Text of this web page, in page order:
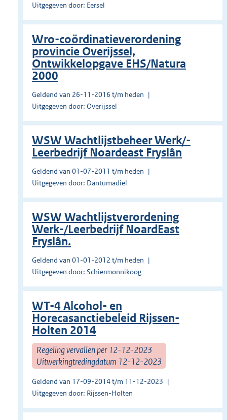
Uitgegeven door: Eersel
Wro-coördinatieverordening
provincie Overijssel,
Ontwikkelopgave EHS/Natura
2000
Geldend van 26-11-2016 t/m heden
Uitgegeven door: Overijssel
WSW Wachtlijstbeheer Werk/-
Leerbedrijf Noardeast Fryslân
Geldend van 01-07-2011 t/m heden
Uitgegeven door: Dantumadiel
WSW Wachtlijstverordening
Werk-/Leerbedrijf NoardEast
Fryslân.
Geldend van 01-01-2012 t/m heden
Uitgegeven door: Schiermonnikoog
WT-4 Alcohol- en
Horecasanctiebeleid Rijssen-
Holten 2014
Regeling vervallen per 12-12-2023
Uitwerkingtredingdatum 12-12-2023
Geldend van 17-09-2014 t/m 11-12-2023
Uitgegeven door: Rijssen-Holten